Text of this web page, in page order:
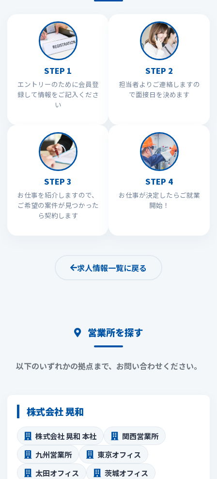
STEP 1
エントリーのために会員登
録して情報をご記入くださ
い
STEP 2
担当者よりご連絡しますの
で面接日を決めます
STEP 3
お仕事を紹介しますので、
ご希望の案件が見つかった
ら契約します
STEP 4
お仕事が決定したらご就業
開始！
求人情報一覧に戻る
営業所を探す
以下のいずれかの拠点まで、お問い合わせください。
株式会社 晃和
株式会社 晃和 本社
関西営業所
九州営業所
東京オフィス
太田オフィス
茨城オフィス